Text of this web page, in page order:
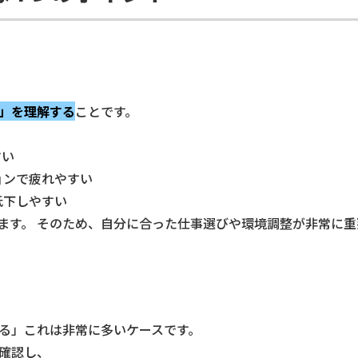
を理解することです。
で疲れやすい
しやすい
。 そのため、自分に合った仕事選びや環境調整が非常に重
これは非常に多いケースです。
認し、